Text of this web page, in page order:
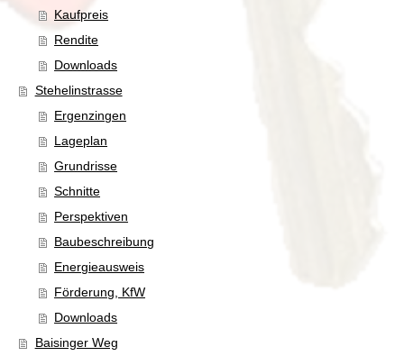
Kaufpreis
Rendite
Downloads
Stehelinstrasse
Ergenzingen
Lageplan
Grundrisse
Schnitte
Perspektiven
Baubeschreibung
Energieausweis
Förderung, KfW
Downloads
Baisinger Weg